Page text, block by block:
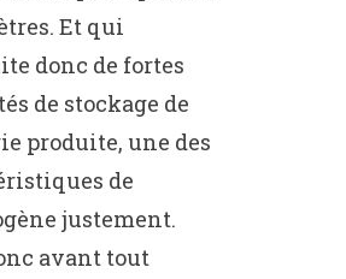
Et qui
donc de fortes
de stockage de
produite, une des
de
justement.
avant tout